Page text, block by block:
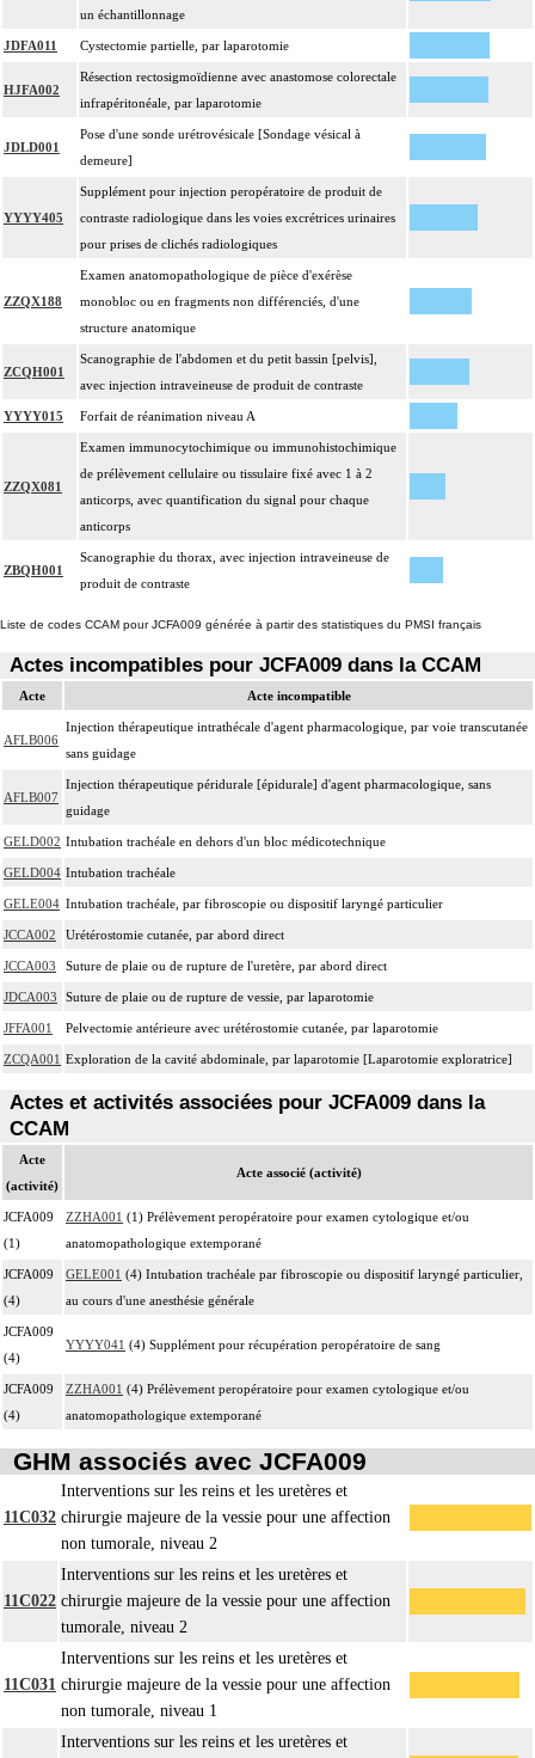
un échantillonnage
JDFA011 Cystectomie partielle, par laparotomie
HJFA002
Résection rectosigmoïdienne avec anastomose colorectale
infrapéritonéale, par laparotomie
JDLD001
Pose d'une sonde urétrovésicale [Sondage vésical à
demeure]
YYYY405
Supplément pour injection peropératoire de produit de
contraste radiologique dans les voies excrétrices urinaires
pour prises de clichés radiologiques
ZZQX188
Examen anatomopathologique de pièce d'exérèse
monobloc ou en fragments non différenciés, d'une
structure anatomique
ZCQH001
Scanographie de l'abdomen et du petit bassin [pelvis],
avec injection intraveineuse de produit de contraste
YYYY015 Forfait de réanimation niveau A
ZZQX081
Examen immunocytochimique ou immunohistochimique
de prélèvement cellulaire ou tissulaire fixé avec 1 à 2
anticorps, avec quantification du signal pour chaque
anticorps
ZBQH001
Scanographie du thorax, avec injection intraveineuse de
produit de contraste
Liste de codes CCAM pour JCFA009 générée à partir des statistiques du PMSI français
Actes incompatibles pour JCFA009 dans la CCAM
Acte Acte incompatible
AFLB006
Injection thérapeutique intrathécale d'agent pharmacologique, par voie transcutanée
sans guidage
AFLB007
Injection thérapeutique péridurale [épidurale] d'agent pharmacologique, sans
guidage
GELD002 Intubation trachéale en dehors d'un bloc médicotechnique
GELD004 Intubation trachéale
GELE004 Intubation trachéale, par fibroscopie ou dispositif laryngé particulier
JCCA002 Urétérostomie cutanée, par abord direct
JCCA003 Suture de plaie ou de rupture de l'uretère, par abord direct
JDCA003 Suture de plaie ou de rupture de vessie, par laparotomie
JFFA001 Pelvectomie antérieure avec urétérostomie cutanée, par laparotomie
ZCQA001 Exploration de la cavité abdominale, par laparotomie [Laparotomie exploratrice]
Actes et activités associées pour JCFA009 dans la
CCAM
Acte
(activité)
Acte associé (activité)
JCFA009
(1)
ZZHA001 (1) Prélèvement peropératoire pour examen cytologique et/ou
anatomopathologique extemporané
JCFA009
(4)
GELE001 (4) Intubation trachéale par fibroscopie ou dispositif laryngé particulier,
au cours d'une anesthésie générale
JCFA009
(4)
YYYY041 (4) Supplément pour récupération peropératoire de sang
JCFA009
(4)
ZZHA001 (4) Prélèvement peropératoire pour examen cytologique et/ou
anatomopathologique extemporané
GHM associés avec JCFA009
11C032
Interventions sur les reins et les uretères et
chirurgie majeure de la vessie pour une affection
non tumorale, niveau 2
11C022
Interventions sur les reins et les uretères et
chirurgie majeure de la vessie pour une affection
tumorale, niveau 2
11C031
Interventions sur les reins et les uretères et
chirurgie majeure de la vessie pour une affection
non tumorale, niveau 1
Interventions sur les reins et les uretères et